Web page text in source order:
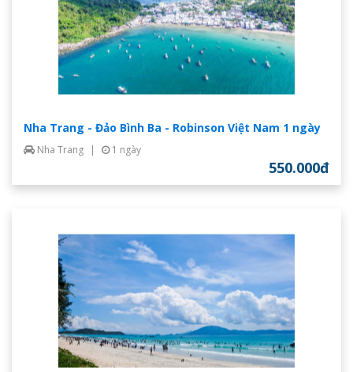
Nha Trang - Đảo Bình Ba - Robinson Việt Nam 1 ngày
Nha Trang | 1 ngày
550.000đ